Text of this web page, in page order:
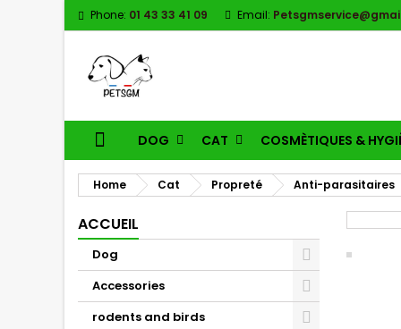
Phone: 01 43 33 41 09 Email:
DOG CAT COSMÈTIQUES &
Home Cat Propreté Anti-parasitaires
ACCUEIL
Dog
Accessories
rodents and birds